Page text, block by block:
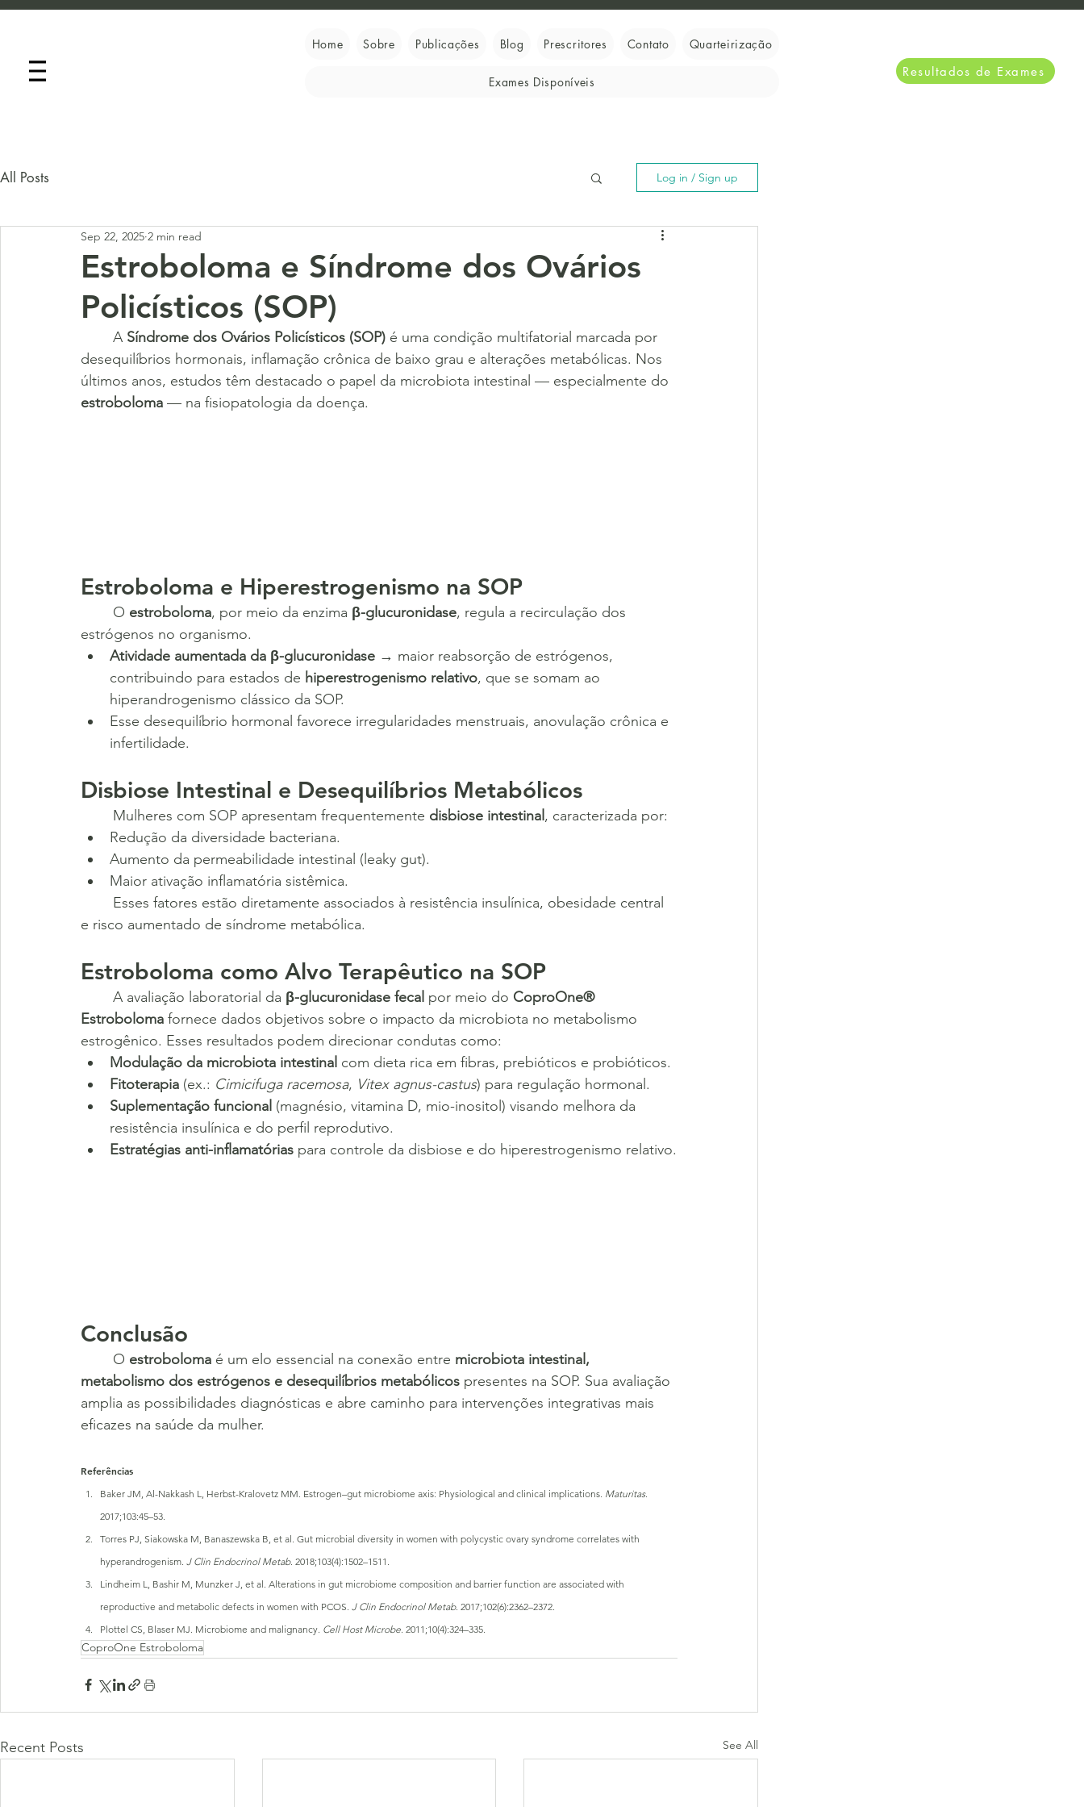
Home Sobre Publicações Blog Prescritores Contato Quarteirização
Exames Disponíveis
Resultados de Exames
All Posts Log in / Sign up
Estroboloma e Síndrome dos Ovários
Policísticos (SOP)
Sep 22, 2025 2 min read
	A
Síndrome dos Ovários Policísticos (SOP) é uma condição multifatorial marcada por
desequilíbrios hormonais, inflamação crônica de baixo grau e alterações metabólicas. Nos
últimos anos, estudos têm destacado o papel da microbiota intestinal — especialmente do
estroboloma — na fisiopatologia da doença.
Estroboloma e Hiperestrogenismo na SOP
	O
estroboloma, por meio da enzima β-glucuronidase, regula a recirculação dos
estrógenos no organismo.
Atividade aumentada da β-glucuronidase → maior reabsorção de estrógenos,
contribuindo para estados de hiperestrogenismo relativo, que se somam ao
hiperandrogenismo clássico da SOP.
Esse desequilíbrio hormonal favorece irregularidades menstruais, anovulação crônica e
infertilidade.
Disbiose Intestinal e Desequilíbrios Metabólicos
	Mulheres com SOP apresentam frequentemente
disbiose intestinal , caracterizada por:
Redução da diversidade bacteriana.
Aumento da permeabilidade intestinal (leaky gut).
Maior ativação inflamatória sistêmica.
e risco aumentado de síndrome metabólica.
Estroboloma como Alvo Terapêutico na SOP
	A avaliação laboratorial da
β-glucuronidase fecal por meio do CoproOne®
Estroboloma fornece dados objetivos sobre o impacto da microbiota no metabolismo
estrogênico. Esses resultados podem direcionar condutas como:
Modulação da microbiota intestinal com dieta rica em fibras, prebióticos e probióticos.
Fitoterapia (ex.: Cimicifuga racemosa, Vitex agnus-castus) para regulação hormonal.
Suplementação funcional (magnésio, vitamina D, mio-inositol) visando melhora da
resistência insulínica e do perfil reprodutivo.
Estratégias anti-inflamatórias para controle da disbiose e do hiperestrogenismo relativo.
Conclusão
	O
estroboloma é um elo essencial na conexão entre microbiota intestinal,
metabolismo dos estrógenos e desequilíbrios metabólicos presentes na SOP. Sua avaliação
amplia as possibilidades diagnósticas e abre caminho para intervenções integrativas mais
eficazes na saúde da mulher.
Referências
Baker JM, Al-Nakkash L, Herbst-Kralovetz MM. Estrogen–gut microbiome axis: Physiological and clinical implications. Maturitas.
2017;103:45–53.
Torres PJ, Siakowska M, Banaszewska B, et al. Gut microbial diversity in women with polycystic ovary syndrome correlates with
hyperandrogenism. J Clin Endocrinol Metab. 2018;103(4):1502–1511.
Lindheim L, Bashir M, Munzker J, et al. Alterations in gut microbiome composition and barrier function are associated with
reproductive and metabolic defects in women with PCOS. J Clin Endocrinol Metab. 2017;102(6):2362–2372.
Plottel CS, Blaser MJ. Microbiome and malignancy. Cell Host Microbe . 2011;10(4):324–335.
CoproOne Estroboloma
Recent Posts See All